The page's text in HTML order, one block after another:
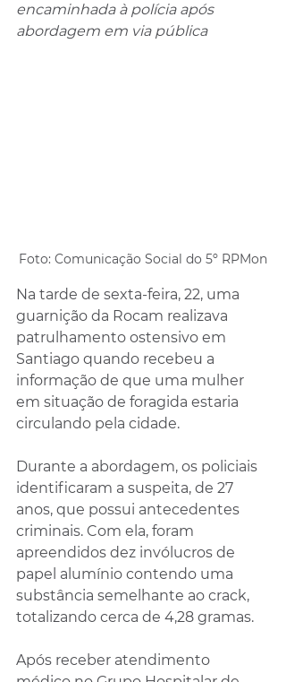
encaminhada à polícia após
abordagem em via pública
Foto: Comunicação Social do 5º RPMon
Na tarde de sexta-feira, 22, uma
guarnição da Rocam realizava
patrulhamento ostensivo em
Santiago quando recebeu a
informação de que uma mulher
em situação de foragida estaria
circulando pela cidade.
Durante a abordagem, os policiais
identificaram a suspeita, de 27
anos, que possui antecedentes
criminais. Com ela, foram
apreendidos dez invólucros de
papel alumínio contendo uma
substância semelhante ao crack,
totalizando cerca de 4,28 gramas.
Após receber atendimento